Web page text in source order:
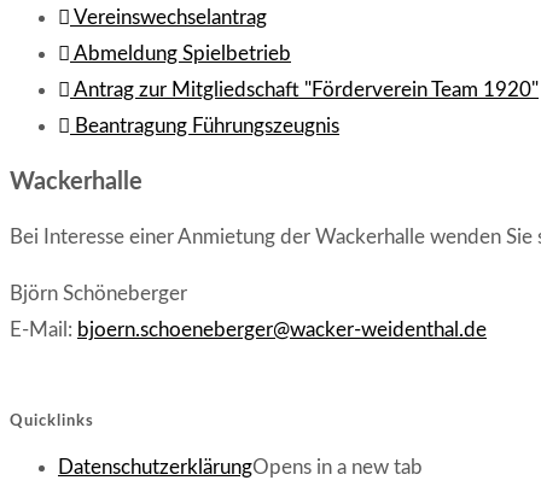
Vereinswechselantrag
Abmeldung Spielbetrieb
Antrag zur Mitgliedschaft "Förderverein Team 1920"
Beantragung Führungszeugnis
Wackerhalle
Bei Interesse einer Anmietung der Wackerhalle wenden Sie
Björn Schöneberger
E-Mail: bjoern.schoeneberger@wacker-weidenthal.de
Quicklinks
DatenschutzerklärungOpens in a new tab